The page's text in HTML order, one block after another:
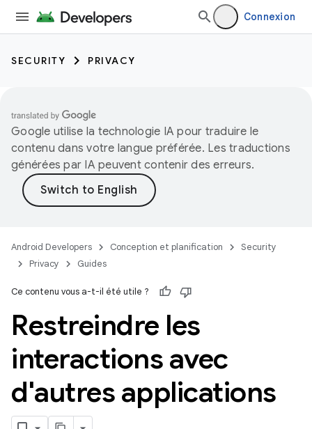
Connexion
SECURITY PRIVACY
Google utilise la technologie IA pour traduire le
contenu dans votre langue préférée. Les traductions
générées par IA peuvent contenir des erreurs.
Android Developers Conception et planification
Security
Privacy
Guides
Ce contenu vous a-t-il été utile ?
Restreindre les
interactions avec
d'autres applications